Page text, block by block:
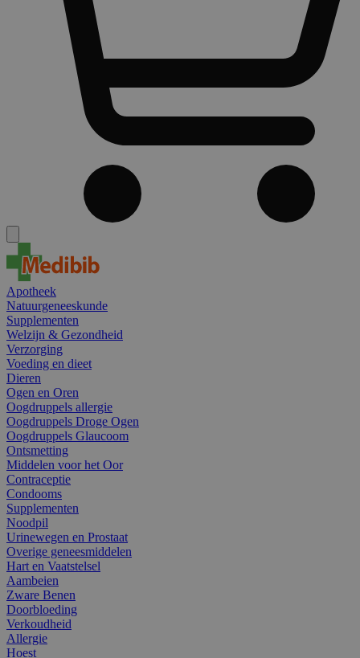
Apotheek
Natuurgeneeskunde
Supplementen
Welzijn & Gezondheid
Verzorging
Voeding en dieet
Dieren
Ogen en Oren
Oogdruppels allergie
Oogdruppels Droge Ogen
Oogdruppels Glaucoom
Ontsmetting
Middelen voor het Oor
Contraceptie
Condooms
Supplementen
Noodpil
Urinewegen en Prostaat
Overige geneesmiddelen
Hart en Vaatstelsel
Aambeien
Zware Benen
Doorbloeding
Verkoudheid
Allergie
Hoest